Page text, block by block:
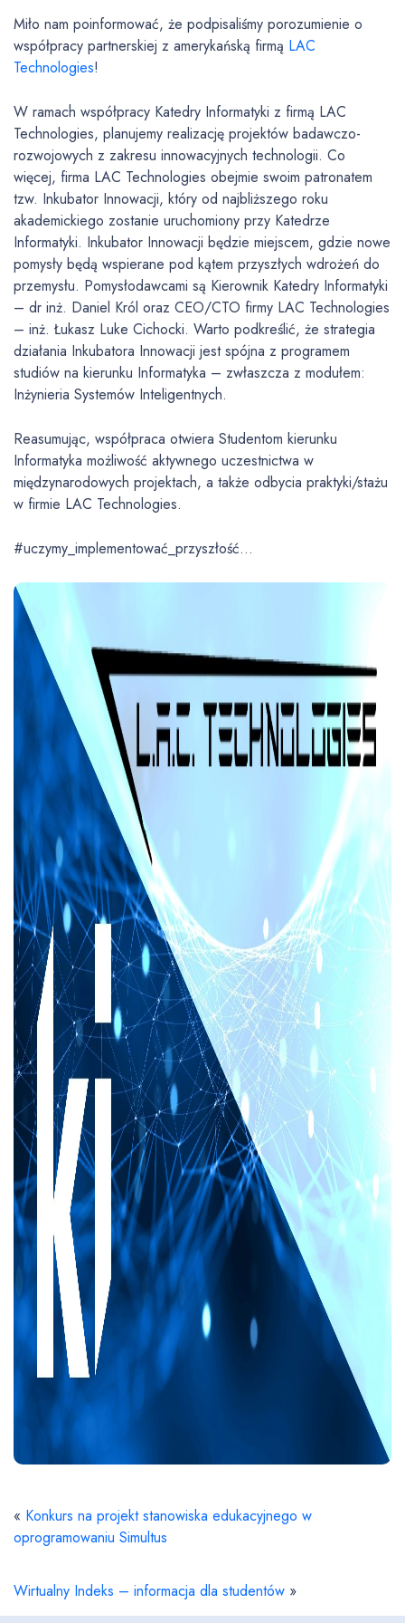
Miło nam poinformować, że podpisaliśmy porozumienie o
współpracy partnerskiej z amerykańską firmą LAC
Technologies!
W ramach współpracy Katedry Informatyki z firmą LAC
Technologies, planujemy realizację projektów badawczo-
rozwojowych z zakresu innowacyjnych technologii. Co
więcej, firma LAC Technologies obejmie swoim patronatem
tzw. Inkubator Innowacji, który od najbliższego roku
akademickiego zostanie uruchomiony przy Katedrze
Informatyki. Inkubator Innowacji będzie miejscem, gdzie nowe
pomysły będą wspierane pod kątem przyszłych wdrożeń do
przemysłu. Pomysłodawcami są Kierownik Katedry Informatyki
– dr inż. Daniel Król oraz CEO/CTO firmy LAC Technologies
– inż. Łukasz Luke Cichocki. Warto podkreślić, że strategia
działania Inkubatora Innowacji jest spójna z programem
studiów na kierunku Informatyka – zwłaszcza z modułem:
Inżynieria Systemów Inteligentnych.
Reasumując, współpraca otwiera Studentom kierunku
Informatyka możliwość aktywnego uczestnictwa w
międzynarodowych projektach, a także odbycia praktyki/stażu
w firmie LAC Technologies.
#uczymy_implementować_przyszłość…
« Konkurs na projekt stanowiska edukacyjnego w
oprogramowaniu Simultus
Wirtualny Indeks – informacja dla studentów »